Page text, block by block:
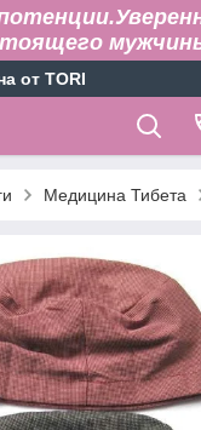
от TORI
Медицина Тибета